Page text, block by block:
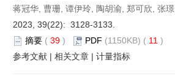
蒋冠华, 曹珊, 谭伊玲, 陶胡渝, 郑可欣, 张璟
2023, 39(22): 3128-3133.
摘要 ( 39 ) PDF (1150KB) ( 11 )
参考文献 | 相关文章 | 计量指标